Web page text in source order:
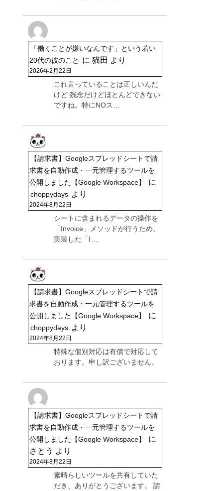
「働くことが嫌いなんです」という若い
20代の彼のこと
に 猫田 より
2026年2月22日
これ言っていることは正しいんだ
けど 残念だけどほとんどできない
ですね。特にNOス…
【請求書】Googleスプレッドシートで請
求書を自動作成・一元管理するツールを
公開しました【Google Workspace】
に
choppydays より
2024年8月22日
シートに含まれるデータの操作を
「Invoice」メソッドが行うため、
実装した「I…
【請求書】Googleスプレッドシートで請
求書を自動作成・一元管理するツールを
公開しました【Google Workspace】
に
choppydays より
2024年8月22日
特殊な個別対応は有償で対応して
おります。申し訳ございません。
【請求書】Googleスプレッドシートで請
求書を自動作成・一元管理するツールを
公開しました【Google Workspace】
に
さとう より
2024年8月22日
素晴らしいツールを共有していた
だき、ありがとうございます。 請